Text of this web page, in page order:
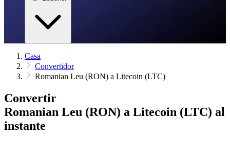
Casa
Convertidor
Romanian Leu (RON) a Litecoin (LTC)
Convertir
Romanian Leu (RON) a Litecoin (LTC) al
instante